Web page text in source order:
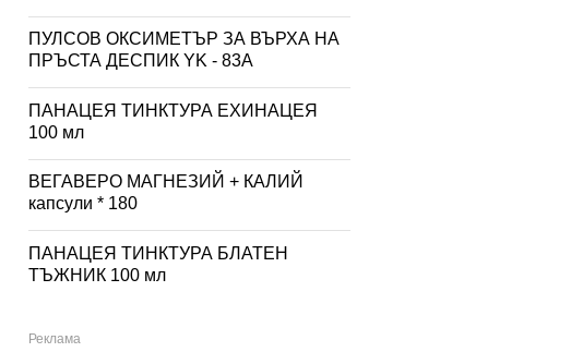
ПУЛСОВ ОКСИМЕТЪР ЗА ВЪРХА НА
ПРЪСТА ДЕСПИК YK - 83A
ПАНАЦЕЯ ТИНКТУРА ЕХИНАЦЕЯ
100 мл
ВЕГАВЕРО МАГНЕЗИЙ + КАЛИЙ
капсули * 180
ПАНАЦЕЯ ТИНКТУРА БЛАТЕН
ТЪЖНИК 100 мл